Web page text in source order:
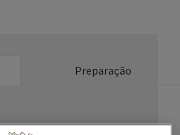
Preparação